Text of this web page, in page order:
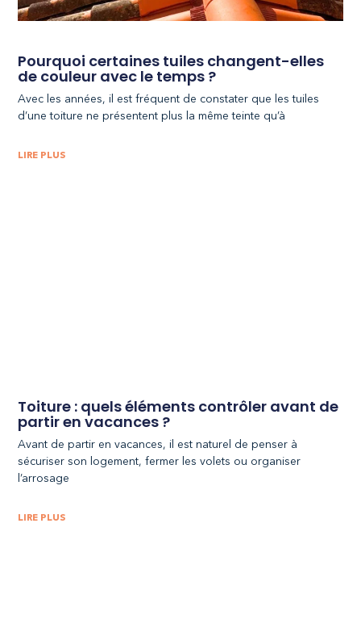
Pourquoi certaines tuiles changent-elles
de couleur avec le temps ?
Avec les années, il est fréquent de constater que les tuiles
d’une toiture ne présentent plus la même teinte qu’à
LIRE PLUS
Toiture : quels éléments contrôler avant de
partir en vacances ?
Avant de partir en vacances, il est naturel de penser à
sécuriser son logement, fermer les volets ou organiser
l’arrosage
LIRE PLUS